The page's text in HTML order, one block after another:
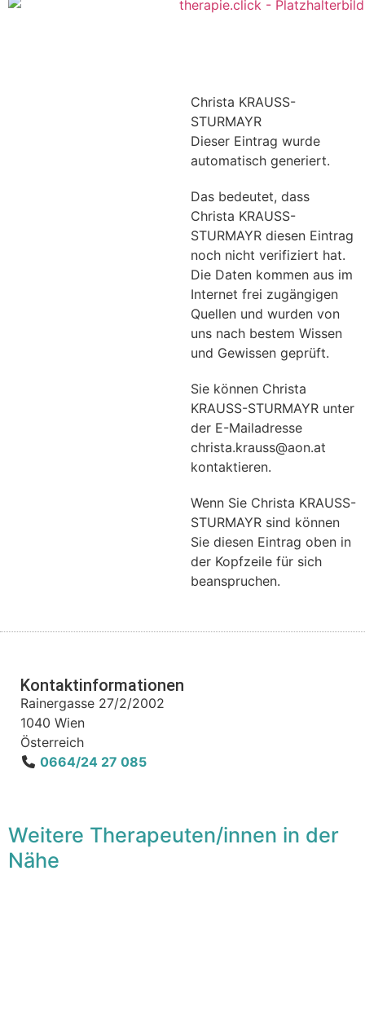
Christa KRAUSS-
STURMAYR
Dieser Eintrag wurde
automatisch generiert.
Das bedeutet, dass
Christa KRAUSS-
STURMAYR diesen Eintrag
noch nicht verifiziert hat.
Die Daten kommen aus im
Internet frei zugängigen
Quellen und wurden von
uns nach bestem Wissen
und Gewissen geprüft.
Sie können Christa
KRAUSS-STURMAYR unter
der E-Mailadresse
christa.krauss@aon.at
kontaktieren.
Wenn Sie Christa KRAUSS-
STURMAYR sind können
Sie diesen Eintrag oben in
der Kopfzeile für sich
beanspruchen.
Kontaktinformationen
Rainergasse 27/2/2002
1040 Wien
Österreich
0664/24 27 085
Weitere Therapeuten/innen in der
Nähe